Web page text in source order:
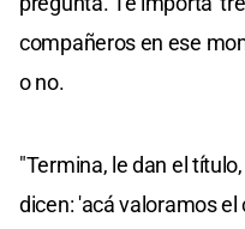
compañeros en ese
o no.
"Termina, le dan el
dicen: 'acá valoramos el